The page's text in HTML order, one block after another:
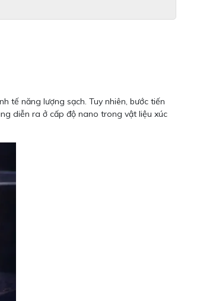
tế năng lượng sạch. Tuy nhiên, bước tiến
diễn ra ở cấp độ nano trong vật liệu xúc